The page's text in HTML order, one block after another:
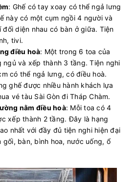
: Ghế có tay xoay có thể ngả lưng
này có một cụm ngồi 4 người và
diện nhau có bàn ở giữa. Tiện
tivi.
điều hoà: Một trong 6 toa của
ngủ và xếp thành 3 tầng. Tiện nghi
có thể ngả lưng, có điều hoà.
ghế được nhiều hành khách lựa
vé tàu Sài Gòn đi Tháp Chàm.
nằm điều hoà: Mỗi toa có 4
xếp thành 2 tầng. Đây là hạng
nhất với đầy đủ tiện nghi hiện đại
gối, bàn, bình hoa, nước uống, ổ